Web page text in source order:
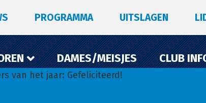
PROGRAMMA UITSLAGEN
DAMES/MEISJES CLUB
van het jaar: Gefeliciteerd!